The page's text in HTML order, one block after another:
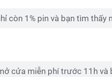
còn 1% pin và bạn tìm thấy
cửa miễn phí trước 11h và